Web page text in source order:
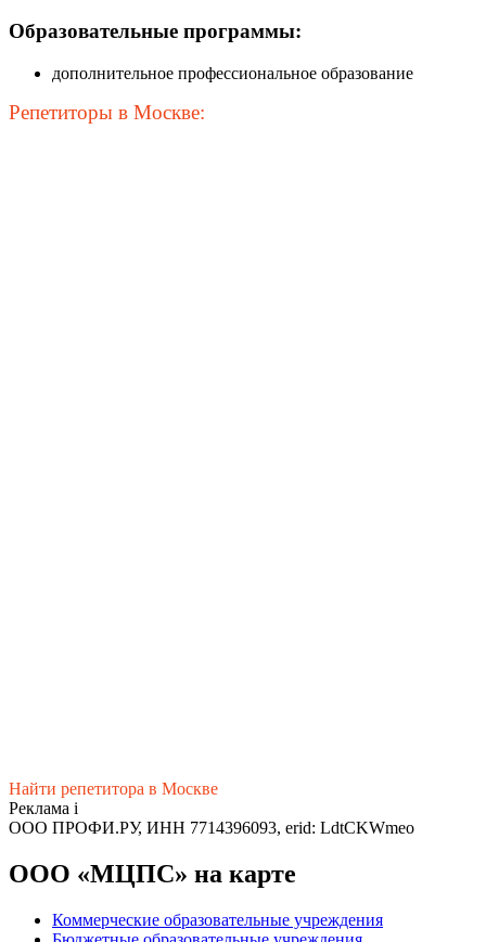
Образовательные программы:
дополнительное профессиональное образование
Репетиторы в Москве:
Найти репетитора в Москве
Реклама i
ООО ПРОФИ.РУ, ИНН 7714396093, erid: LdtCKWmeo
ООО «МЦПС» на карте
Коммерческие образовательные учреждения